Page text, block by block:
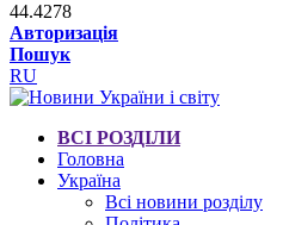
44.4278
Авторизація
Пошук
RU
ВСІ РОЗДІЛИ
Головна
Україна
Всі новини розділу